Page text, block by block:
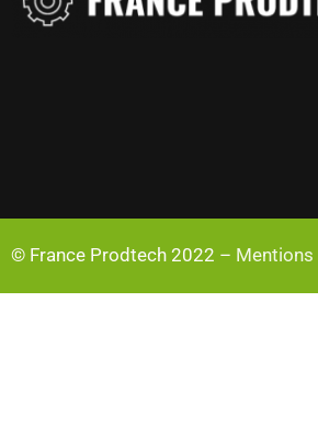
© France Prodtech 2022 – Mentions